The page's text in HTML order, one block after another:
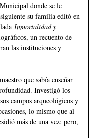
donde se le
su familia editó en
Inmortalidad y
un recuento de
las instituciones y
que sabía enseñar
Investigó los
campos arqueológicos y
lo mismo que al
más de una vez; pero,